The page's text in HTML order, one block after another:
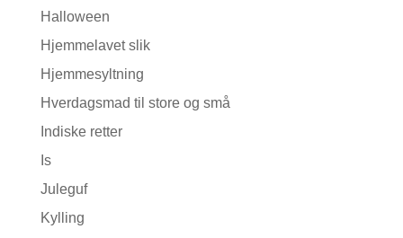
Halloween
Hjemmelavet slik
Hjemmesyltning
Hverdagsmad til store og små
Indiske retter
Is
Juleguf
Kylling